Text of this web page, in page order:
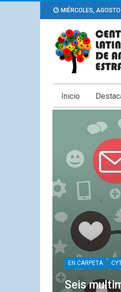
MIÉRCOLES,
Inicio
EN CARPETA
Seis